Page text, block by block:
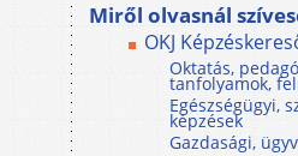
Miről olvasnál
OKJ
Oktatás,
tanfolyamok,
Egészségügyi,
képzések
Gazdasági,